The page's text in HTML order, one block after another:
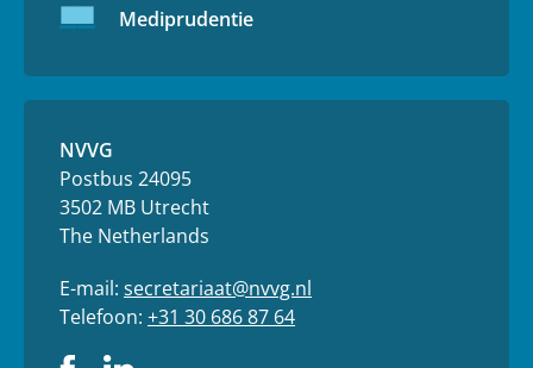
Mediprudentie
NVVG
Postbus 24095
3502 MB Utrecht
The Netherlands
E-mail: secretariaat@nvvg.nl
Telefoon: +31 30 686 87 64